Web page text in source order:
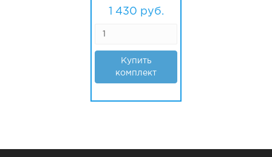
1 430 руб.
Купить
комплект